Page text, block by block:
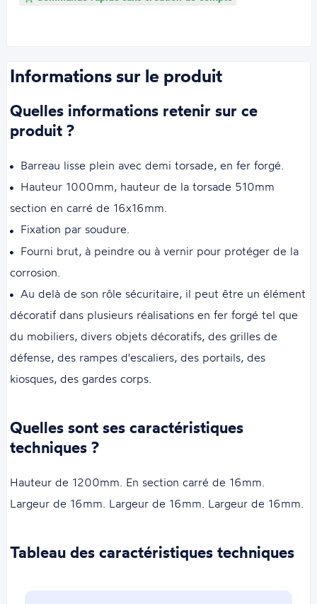
Informations sur le produit
Quelles informations retenir sur ce
produit ?
Barreau lisse plein avec demi torsade, en fer forgé.
Hauteur 1000mm, hauteur de la torsade 510mm
section en carré de 16x16mm.
Fixation par soudure.
Fourni brut, à peindre ou à vernir pour protéger de la
corrosion.
Au delà de son rôle sécuritaire, il peut être un élément
décoratif dans plusieurs réalisations en fer forgé tel que
du mobiliers, divers objets décoratifs, des grilles de
défense, des rampes d'escaliers, des portails, des
kiosques, des gardes corps.
Quelles sont ses caractéristiques
techniques ?
Hauteur de 1200mm. En section carré de 16mm.
Largeur de 16mm. Largeur de 16mm. Largeur de 16mm.
Tableau des caractéristiques techniques